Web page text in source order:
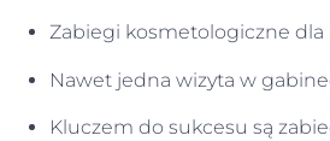
Zabiegi kosmetologiczne dla
Nawet jedna wizyta w
Kluczem do sukcesu są